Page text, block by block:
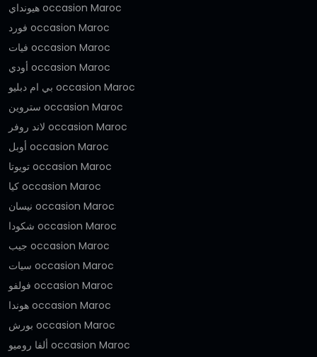
هيونداي occasion Maroc
فورد occasion Maroc
فيات occasion Maroc
أودي occasion Maroc
بي ام دبليو occasion Maroc
ستروين occasion Maroc
لاند روفر occasion Maroc
أوبل occasion Maroc
تويوتا occasion Maroc
كيا occasion Maroc
نيسان occasion Maroc
شكودا occasion Maroc
جيب occasion Maroc
سيات occasion Maroc
فولفو occasion Maroc
هوندا occasion Maroc
بورش occasion Maroc
ألفا روميو occasion Maroc